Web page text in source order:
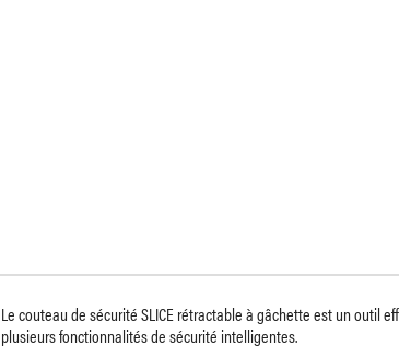
Le couteau de sécurité SLICE rétractable à gâchette est un outil
plusieurs fonctionnalités de sécurité intelligentes.